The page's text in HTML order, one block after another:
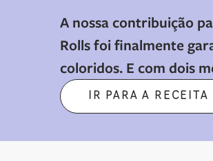
A nossa contribuição
Rolls foi finalmente
coloridos. E com dois
IR PARA A RECEITA